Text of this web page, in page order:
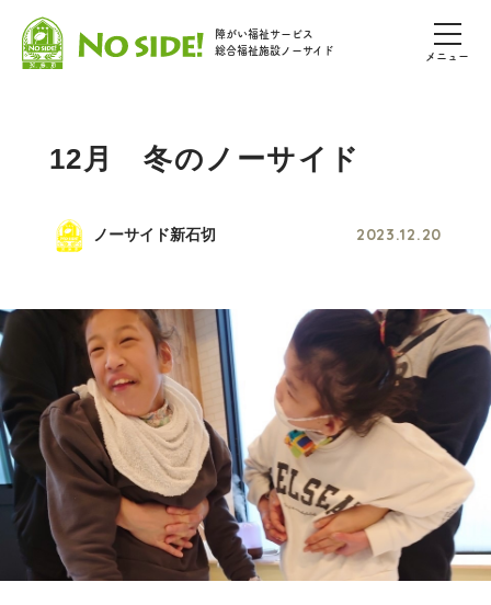
障がい福祉サービス
総合福祉施設ノーサイド
メニュー
12月 冬のノーサイド
ノーサイド新石切 2023.12.20